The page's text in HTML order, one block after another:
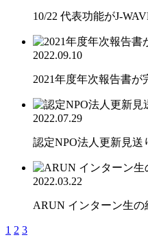
10/22 代表功能がJ-
2022.09.10
2021年度年次報告書が
2022.07.29
認定NPO法人更新見
2022.03.22
ARUN インターン生の
1 2 3